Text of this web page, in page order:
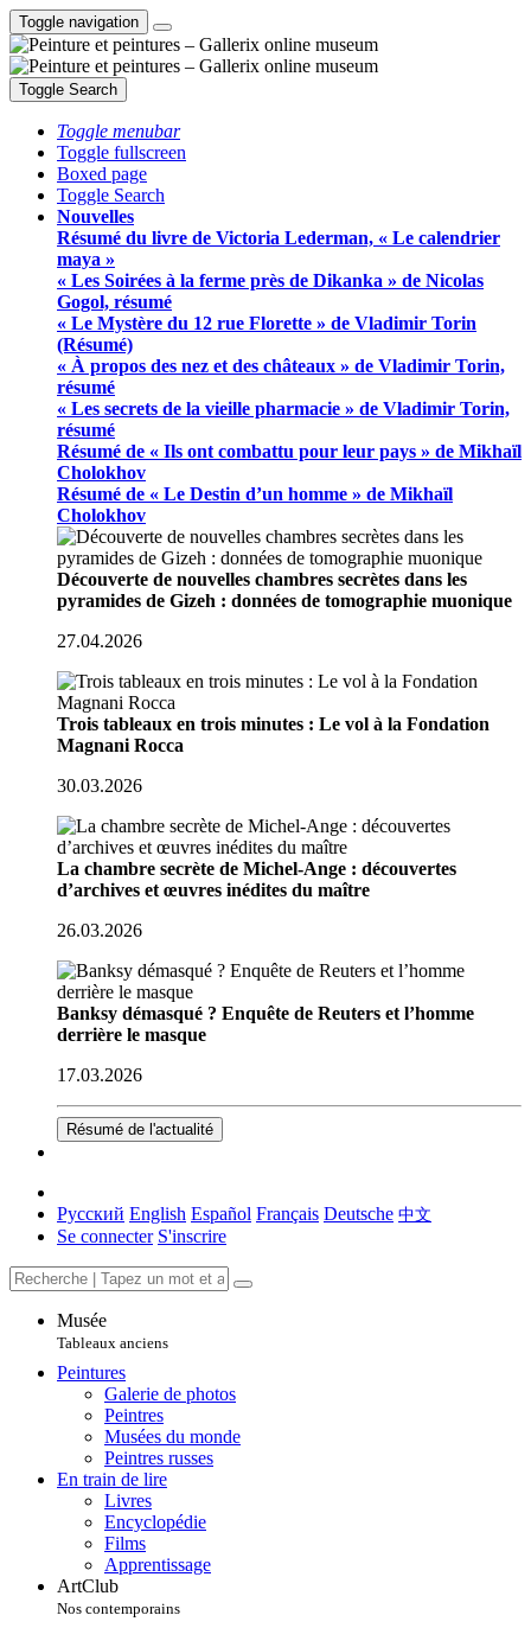
Toggle navigation
Toggle Search
Toggle menubar
Toggle fullscreen
Boxed page
Toggle Search
Nouvelles
Résumé du livre de Victoria Lederman, « Le calendrier
maya »
« Les Soirées à la ferme près de Dikanka » de Nicolas
Gogol, résumé
« Le Mystère du 12 rue Florette » de Vladimir Torin
(Résumé)
« À propos des nez et des châteaux » de Vladimir Torin,
résumé
« Les secrets de la vieille pharmacie » de Vladimir Torin,
résumé
Résumé de « Ils ont combattu pour leur pays » de Mikhaïl
Cholokhov
Résumé de « Le Destin d’un homme » de Mikhaïl
Cholokhov
Découverte de nouvelles chambres secrètes dans les
pyramides de Gizeh : données de tomographie muonique
27.04.2026
Trois tableaux en trois minutes : Le vol à la Fondation
Magnani Rocca
30.03.2026
La chambre secrète de Michel-Ange : découvertes
d’archives et œuvres inédites du maître
26.03.2026
Banksy démasqué ? Enquête de Reuters et l’homme
derrière le masque
17.03.2026
Résumé de l'actualité
Русский English Español Français Deutsche 中文
Se connecter S'inscrire
Musée
Tableaux anciens
Peintures
Galerie de photos
Peintres
Musées du monde
Peintres russes
En train de lire
Livres
Encyclopédie
Films
Apprentissage
ArtClub
Nos contemporains